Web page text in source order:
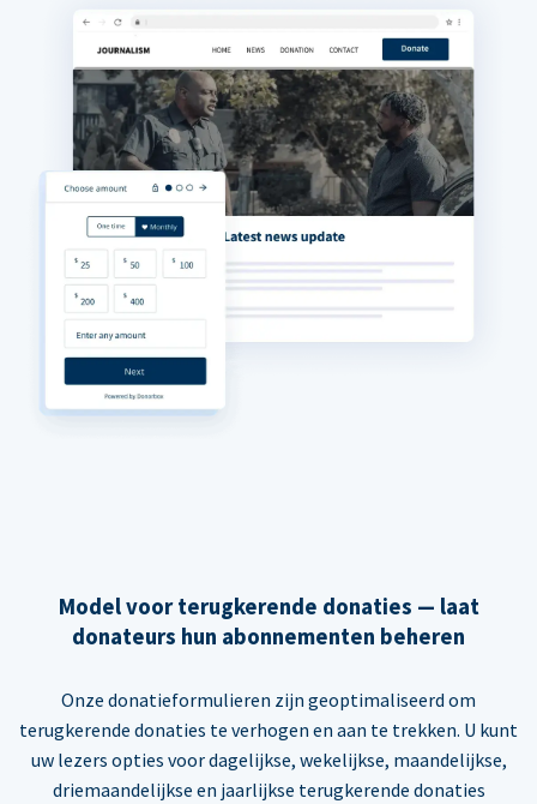
Model voor terugkerende donaties — laat
donateurs hun abonnementen beheren
Onze donatieformulieren zijn geoptimaliseerd om
terugkerende donaties te verhogen en aan te trekken. U kunt
uw lezers opties voor dagelijkse, wekelijkse, maandelijkse,
driemaandelijkse en jaarlijkse terugkerende donaties